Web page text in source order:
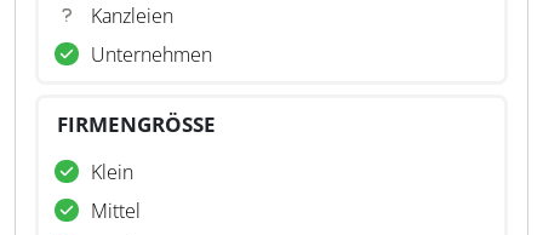
Kanzleien
Unternehmen
FIRMENGRÖSSE
Klein
Mittel